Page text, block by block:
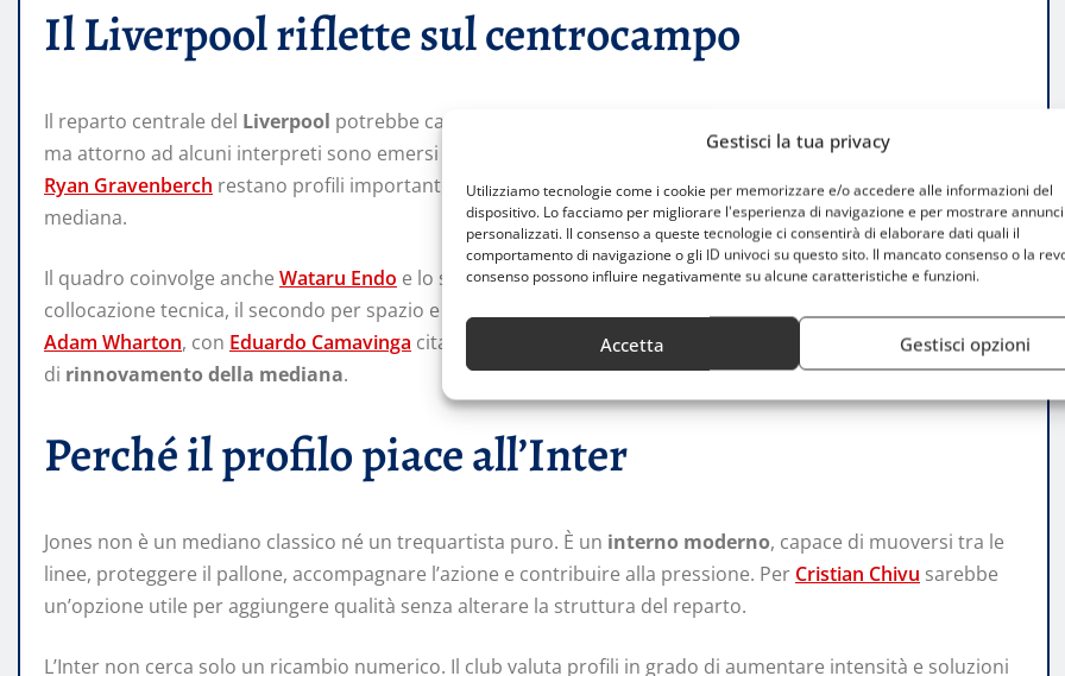
Gestisci la tua privacy
Utilizziamo tecnologie come i cookie per memorizzare e/o accedere alle informazioni del
dispositivo. Lo facciamo per migliorare l'esperienza di navigazione e per mostrare
personalizzati. Il consenso a queste tecnologie ci consentirà di elaborare dati quali il
comportamento di navigazione o gli ID univoci su questo sito. Il mancato consenso o la
consenso possono influire negativamente su alcune caratteristiche e funzioni.
Accetta Gestisci opzioni
Il Liverpool riflette sul centrocampo
Il reparto centrale del Liverpool potrebbe cambiare volto.
ma attorno ad alcuni interpreti sono emersi interrogativi di rendimento e prospettiva.Alexis Mac Allister
Ryan Gravenberch restano profili importanti, ma il club valuta come rendere più solida e continua la propria
mediana.
Il quadro coinvolge anche Wataru Endo e lo stesso Jones, seppur per ragioni diverse. Il primo per età e
collocazione tecnica, il secondo per spazio e valorizzazione. I nomi accostati ai Reds, daLamine Camaraad
Adam Wharton, con Eduardo Camavinga citato tra le ipotesi più ambiziose, raccontano una possibile volontà
di rinnovamento della mediana.
Perché il profilo piace all’Inter
Jones non è un mediano classico né un trequartista puro. È un interno moderno, capace di muoversi tra le
linee, proteggere il pallone, accompagnare l’azione e contribuire alla pressione. Per Cristian Chivu sarebbe
un’opzione utile per aggiungere qualità senza alterare la struttura del reparto.
L’Inter non cerca solo un ricambio numerico. Il club valuta profili in grado di aumentare intensità e soluzioni